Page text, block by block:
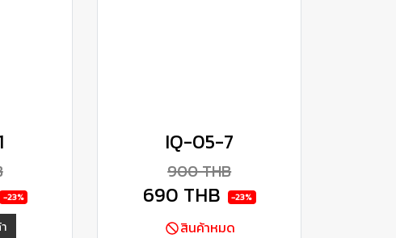
-23%
IQ-05-7
900 THB
690 THB -23%
สินค้าหมด